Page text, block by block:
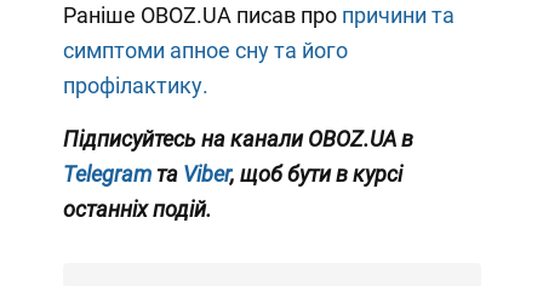
Раніше OBOZ.UA писав про причини та
симптоми апное сну та його
профілактику.
Підписуйтесь на канали OBOZ.UA в
Telegram та Viber, щоб бути в курсі
останніх подій.